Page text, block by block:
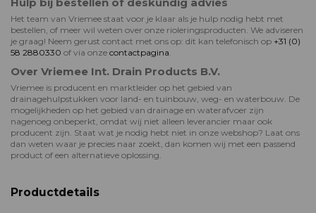
Hulp bij bestellen of deskundig advies
Het team van Vriemee staat voor je klaar als je hulp nodig hebt met
bestellen, of meer wil weten over onze rioleringsproducten. We adviseren
je graag! Neem gerust contact met ons op: dit kan telefonisch op +31 (0)
58 2880330 of via onze contactpagina.
Over Vriemee Int. Drain Products B.V.
Vriemee is producent en marktleider op het gebied van
drainagehulpstukken voor land- en tuinbouw, weg- en waterbouw. De
mogelijkheden op het gebied van drainage en waterafvoer zijn
nagenoeg onbeperkt, omdat wij niet alleen leverancier maar ook
producent zijn. Staat wat je nodig hebt niet in onze webshop? Laat ons
dan weten waar je precies naar zoekt, dan komen wij met een passend
product of een alternatieve oplossing.
Productdetails